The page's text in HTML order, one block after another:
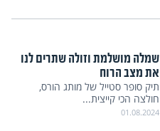
שמלה מושלמת וזולה שתרים לנו
את מצב הרוח
תיק סופר סטייל של מותג הורס,
חולצה הכי קייצית...
01.08.2024